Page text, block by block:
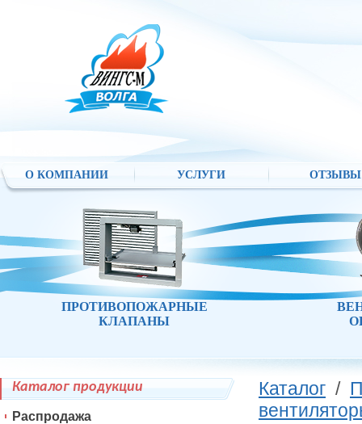
О КОМПАНИИ УСЛУГИ ОТЗЫВЫ
ПРОТИВОПОЖАРНЫЕ
КЛАПАНЫ
Каталог /
Каталог продукции
Распродажа